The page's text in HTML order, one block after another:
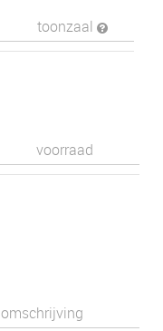
toonzaal
voorraad
omschrijving